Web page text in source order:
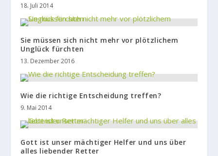
18. Juli 2014
Sie müssen sich nicht mehr vor plötzlichem
Unglück fürchten
13. Dezember 2016
Wie die richtige Entscheidung treffen?
9. Mai 2014
Gott ist unser mächtiger Helfer und uns über
alles liebender Retter